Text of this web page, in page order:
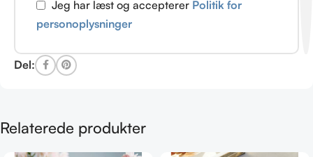
Jeg har læst og accepterer Politik for
personoplysninger
Del:
Relaterede produkter